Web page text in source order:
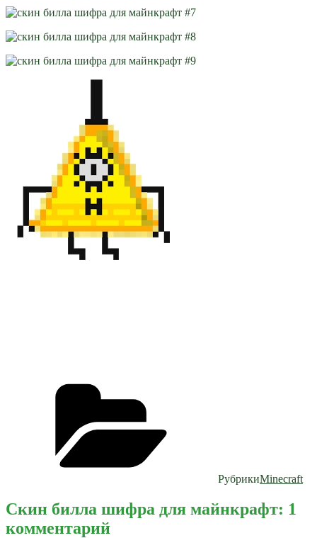
РубрикиMinecraft
Скин билла шифра для майнкрафт: 1
комментарий